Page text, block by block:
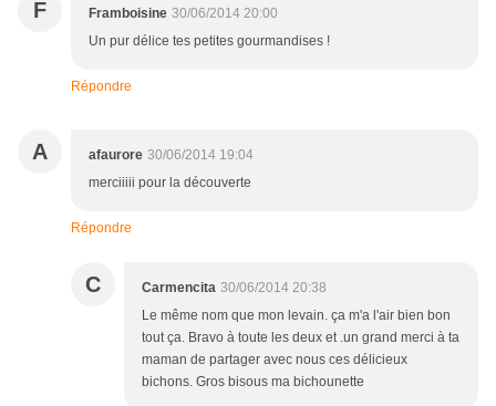
F Framboisine 30/06/2014 20:00
Un pur délice tes petites gourmandises !
Répondre
A afaurore 30/06/2014 19:04
merciiiii pour la découverte
Répondre
C Carmencita 30/06/2014 20:38
Le même nom que mon levain. ça m'a l'air bien bon
tout ça. Bravo à toute les deux et .un grand merci à ta
maman de partager avec nous ces délicieux
bichons. Gros bisous ma bichounette